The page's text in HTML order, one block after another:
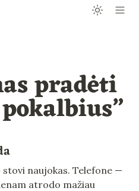
pradėti
pokalbius”
naujokas. Telefone —
atrodo mažiau